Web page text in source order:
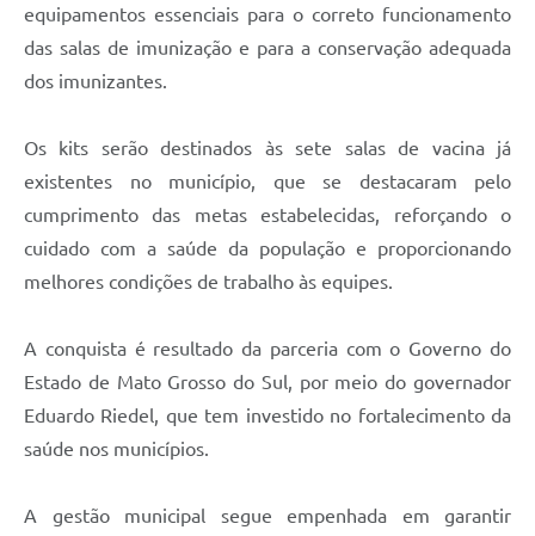
equipamentos essenciais para o correto funcionamento
das salas de imunização e para a conservação adequada
dos imunizantes.
Os kits serão destinados às sete salas de vacina já
existentes no município, que se destacaram pelo
cumprimento das metas estabelecidas, reforçando o
cuidado com a saúde da população e proporcionando
melhores condições de trabalho às equipes.
A conquista é resultado da parceria com o Governo do
Estado de Mato Grosso do Sul, por meio do governador
Eduardo Riedel, que tem investido no fortalecimento da
saúde nos municípios.
A gestão municipal segue empenhada em garantir